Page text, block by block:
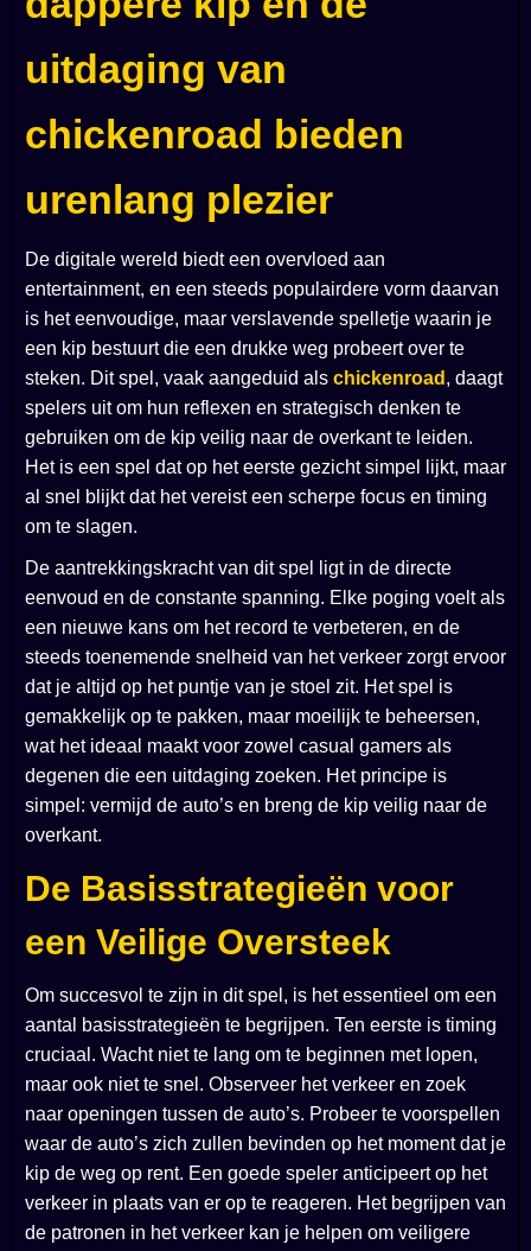
uitdaging van
chickenroad bieden
urenlang plezier
De digitale wereld biedt een overvloed aan
entertainment, en een steeds populairdere vorm daarvan
is het eenvoudige, maar verslavende spelletje waarin je
een kip bestuurt die een drukke weg probeert over te
steken. Dit spel, vaak aangeduid als chickenroad , daagt
spelers uit om hun reflexen en strategisch denken te
gebruiken om de kip veilig naar de overkant te leiden.
Het is een spel dat op het eerste gezicht simpel lijkt, maar
al snel blijkt dat het vereist een scherpe focus en timing
om te slagen.
De aantrekkingskracht van dit spel ligt in de directe
eenvoud en de constante spanning. Elke poging voelt als
een nieuwe kans om het record te verbeteren, en de
steeds toenemende snelheid van het verkeer zorgt ervoor
dat je altijd op het puntje van je stoel zit. Het spel is
gemakkelijk op te pakken, maar moeilijk te beheersen,
wat het ideaal maakt voor zowel casual gamers als
degenen die een uitdaging zoeken. Het principe is
simpel: vermijd de auto’s en breng de kip veilig naar de
overkant.
De Basisstrategieën voor
een Veilige Oversteek
Om succesvol te zijn in dit spel, is het essentieel om een
aantal basisstrategieën te begrijpen. Ten eerste is timing
cruciaal. Wacht niet te lang om te beginnen met lopen,
maar ook niet te snel. Observeer het verkeer en zoek
naar openingen tussen de auto’s. Probeer te voorspellen
waar de auto’s zich zullen bevinden op het moment dat je
kip de weg op rent. Een goede speler anticipeert op het
verkeer in plaats van er op te reageren. Het begrijpen van
de patronen in het verkeer kan je helpen om veiligere